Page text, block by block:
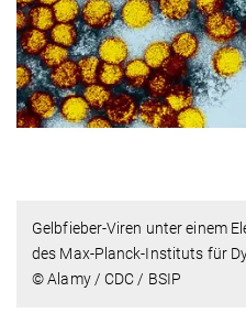
Gelbfieber-Viren unter einem
des Max-Planck-Instituts für
© Alamy / CDC / BSIP